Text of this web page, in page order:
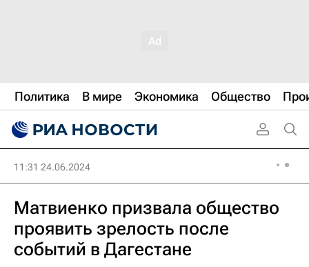
Политика В мире Экономика Общество
11:31 24.06.2024
Матвиенко призвала общество
проявить зрелость после
событий в Дагестане